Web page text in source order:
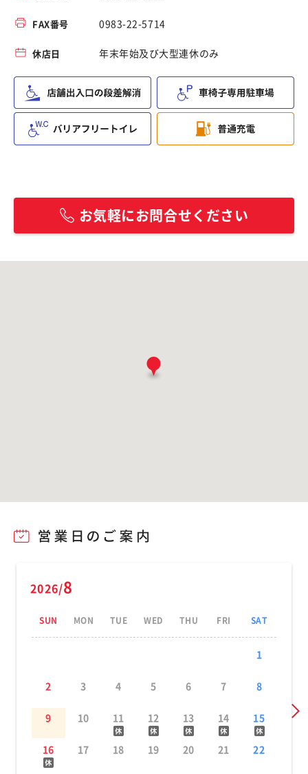
FAX番号 0983-22-5714
休店日 年末年始及び大型連休のみ
お気軽にお問合せください
2026/8
SUN MON TUE WED THU FRI SAT
1
2 3 4 5 6 7 8
9 10 11 12 13 14 15
16 17 18 19 20 21 22